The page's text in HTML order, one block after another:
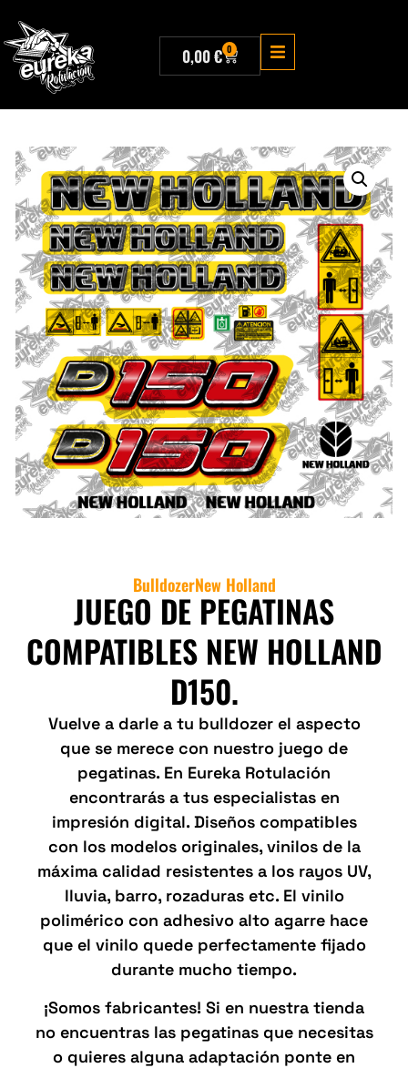
0,00€ 0
BulldozerNew Holland
JUEGO DE PEGATINAS
COMPATIBLES NEW HOLLAND
D150.
Vuelve a darle a tu bulldozer el aspecto
que se merece con nuestro juego de
pegatinas. En Eureka Rotulación
encontrarás a tus especialistas en
impresión digital. Diseños compatibles
con los modelos originales, vinilos de la
máxima calidad resistentes a los rayos UV,
lluvia, barro, rozaduras etc. El vinilo
polimérico con adhesivo alto agarre hace
que el vinilo quede perfectamente fijado
durante mucho tiempo.
¡Somos fabricantes! Si en nuestra tienda
no encuentras las pegatinas que necesitas
o quieres alguna adaptación ponte en